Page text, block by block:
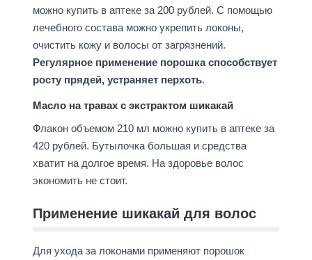
можно купить в аптеке за 200 рублей. С помощью
лечебного состава можно укрепить локоны,
очистить кожу и волосы от загрязнений.
Регулярное применение порошка способствует
росту прядей, устраняет перхоть.
Масло на травах с экстрактом шикакай
Флакон объемом 210 мл можно купить в аптеке за
420 рублей. Бутылочка большая и средства
хватит на долгое время. На здоровье волос
экономить не стоит.
Применение шикакай для волос
Для ухода за локонами применяют порошок